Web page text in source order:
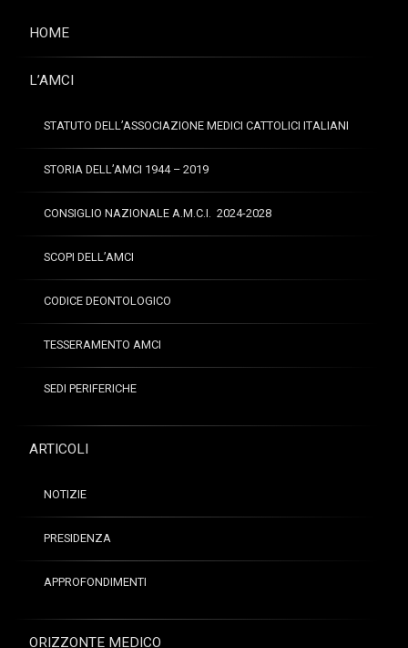
HOME
L’AMCI
STATUTO DELL’ASSOCIAZIONE MEDICI CATTOLICI ITALIANI
STORIA DELL’AMCI 1944 – 2019
CONSIGLIO NAZIONALE A.M.C.I. 2024-2028
SCOPI DELL’AMCI
CODICE DEONTOLOGICO
TESSERAMENTO AMCI
SEDI PERIFERICHE
ARTICOLI
NOTIZIE
PRESIDENZA
APPROFONDIMENTI
ORIZZONTE MEDICO